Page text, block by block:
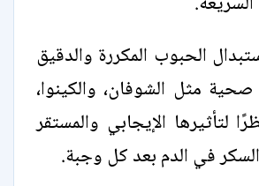
الحبوب المكررة والدقيق
صحية مثل الشوفان، والكينوا،
لتأثيرها الإيجابي والمستقر
في الدم بعد كل وجبة.